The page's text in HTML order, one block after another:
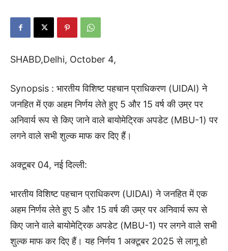
SHABD,Delhi, October 4,
Synopsis : भारतीय विशिष्ट पहचान प्राधिकरण (UIDAI) ने
जनहित में एक अहम निर्णय लेते हुए 5 और 15 वर्ष की उम्र पर
अनिवार्य रूप से किए जाने वाले बायोमेट्रिक अपडेट (MBU-1) पर
लगने वाले सभी शुल्क माफ कर दिए हैं।
अक्टूबर 04, नई दिल्ली:
भारतीय विशिष्ट पहचान प्राधिकरण (UIDAI) ने जनहित में एक
अहम निर्णय लेते हुए 5 और 15 वर्ष की उम्र पर अनिवार्य रूप से
किए जाने वाले बायोमेट्रिक अपडेट (MBU-1) पर लगने वाले सभी
शुल्क माफ कर दिए हैं। यह निर्णय 1 अक्टूबर 2025 से लागू हो